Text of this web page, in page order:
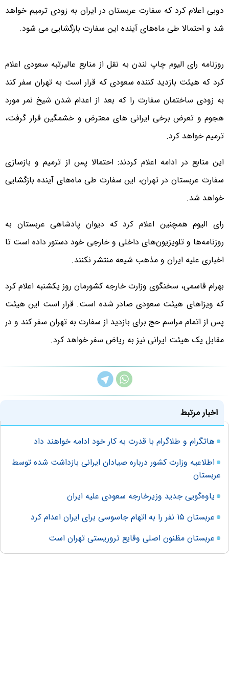
دوبی اعلام کرد که سفارت عربستان در ایران به زودی ترمیم خواهد
شد و احتمالا طی ماه‌های آینده این سفارت بازگشایی می شود.
روزنامه رای الیوم چاپ لندن به نقل از منابع عالیرتبه سعودی اعلام
کرد که هیئت بازدید کننده سعودی که قرار است به تهران سفر کند
به زودی ساختمان سفارت را که بعد از اعدام شدن شیخ نمر مورد
هجوم و تعرض برخی ایرانی های معترض و خشمگین قرار گرفت،
ترمیم خواهد کرد.
این منابع در ادامه اعلام کردند: احتمالا پس از ترمیم و بازسازی
سفارت عربستان در تهران، این سفارت طی ماه‌های آینده بازگشایی
خواهد شد.
رای الیوم همچنین اعلام کرد که دیوان پادشاهی عربستان به
روزنامه‌ها و تلویزیون‌های داخلی و خارجی خود دستور داده است تا
اخباری علیه ایران و مذهب شیعه منتشر نکنند.
بهرام قاسمی، سخنگوی وزارت خارجه کشورمان روز یکشنبه اعلام کرد
که ویزاهای هیئت سعودی صادر شده است. قرار است این هیئت
پس از اتمام مراسم حج برای بازدید از سفارت به تهران سفر کند و در
مقابل یک هیئت ایرانی نیز به ریاض سفر خواهد کرد.
اخبار مرتبط
هاتگرام و طلاگرام با قدرت به کار خود ادامه خواهند داد
اطلاعیه وزارت کشور درباره صیادان ایرانی بازداشت شده توسط
عربستان
یاوه‌گویی جدید وزیرخارجه سعودی علیه ایران
عربستان ۱۵ نفر را به اتهام جاسوسی برای ایران اعدام کرد
عربستان مظنون اصلی وقایع تروریستی تهران است